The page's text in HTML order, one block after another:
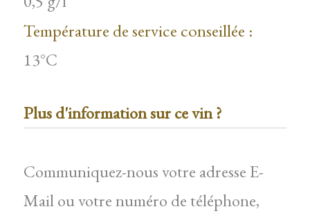
Température de service conseillée :
13°C
Plus d'information sur ce vin ?
Communiquez-nous votre adresse E-
Mail ou votre numéro de téléphone,